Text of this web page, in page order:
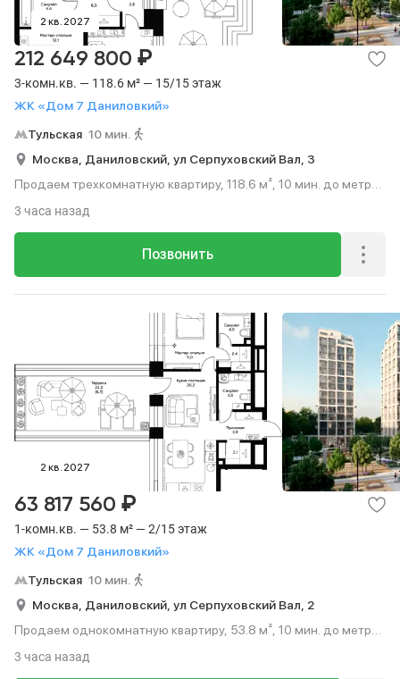
2 кв. 2027
3-комн.кв. — 118.6 м² — 15/15 этаж
ЖК «Дом 7 Даниловкий»
212 649 800 ₽
Тульская 10 мин.
Москва, Даниловский, ул Серпуховский Вал, 3
Продаем трехкомнатную квартиру, 118.6 м², 10 мин. до метро
Позвонить
3 часа назад
2 кв. 2027
1-комн.кв. — 53.8 м² — 2/15 этаж
ЖК «Дом 7 Даниловкий»
63 817 560 ₽
Тульская 10 мин.
Москва, Даниловский, ул Серпуховский Вал, 2
Продаем однокомнатную квартиру, 53.8 м², 10 мин. до метро
3 часа назад